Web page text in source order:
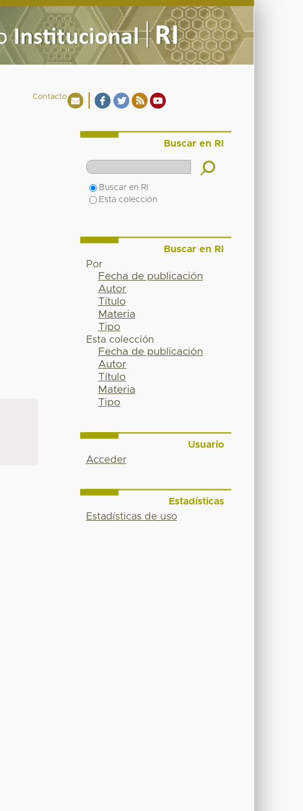
Contacto
Buscar en RI
Buscar en RI
Esta colección
Buscar en RI
Por
Fecha de publicación
Autor
Título
Materia
Tipo
Esta colección
Fecha de publicación
Autor
Título
Materia
Tipo
Usuario
Acceder
Estadísticas
Estadísticas de uso